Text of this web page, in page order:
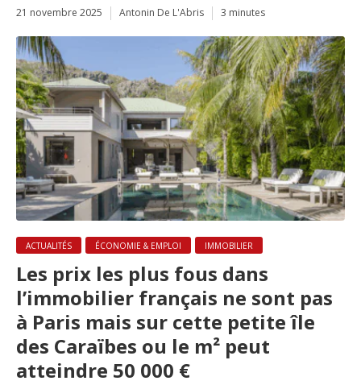
21 novembre 2025 Antonin De L'Abris 3 minutes
ACTUALITÉS ÉCONOMIE & EMPLOI IMMOBILIER
Les prix les plus fous dans
l’immobilier français ne sont pas
à Paris mais sur cette petite île
des Caraïbes ou le m² peut
atteindre 50 000 €